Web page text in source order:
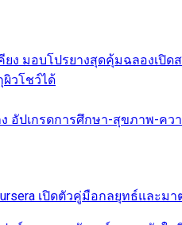
ยง มอบโปรยางสุดคุ้มฉลองเปิด
วโชว์ได้
อัปเกรดการศึกษา-สุขภาพ-ค
เปิดตัวคู่มือกลยุทธ์และม